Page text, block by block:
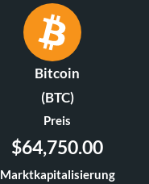
Bitcoin
(BTC)
Preis
$64,750.00
Marktkapitalisierung